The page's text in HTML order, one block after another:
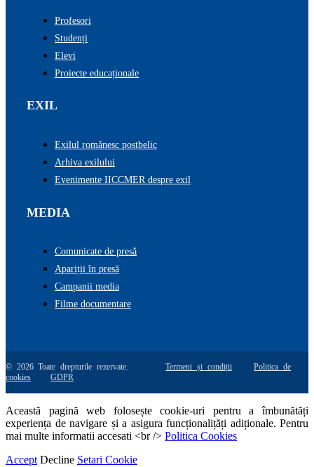
Profesori
Studenți
Elevi
Proiecte educaționale
EXIL
Exilul românesc postbelic
Arhiva exilului
Evenimente IICCMER despre exil
MEDIA
Comunicate de presă
Apariții în presă
Campanii media
Filme documentare
© 2026 Toate drepturile rezervate.Termeni și condiții
Politica de
cookies
GDPR
Această pagină web folosește cookie-uri pentru a îmbunătăți
experiența de navigare și a asigura funcționalițăți adiționale. Pentru
mai multe informatii accesati <br /> Politica Cookies
Accept Decline Setari Cookie